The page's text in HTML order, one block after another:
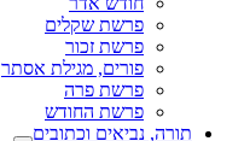
פרשת שקלים
פרשת זכור
פורים, מגילת אסתר
פרשת פרה
פרשת החודש
תורה, נביאים וכתובים